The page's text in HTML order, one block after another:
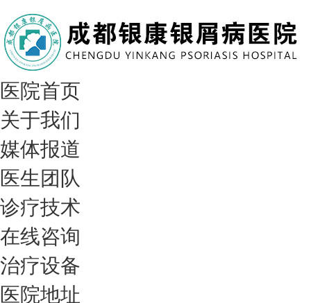
医院首页
关于我们
媒体报道
医生团队
诊疗技术
在线咨询
治疗设备
医院地址